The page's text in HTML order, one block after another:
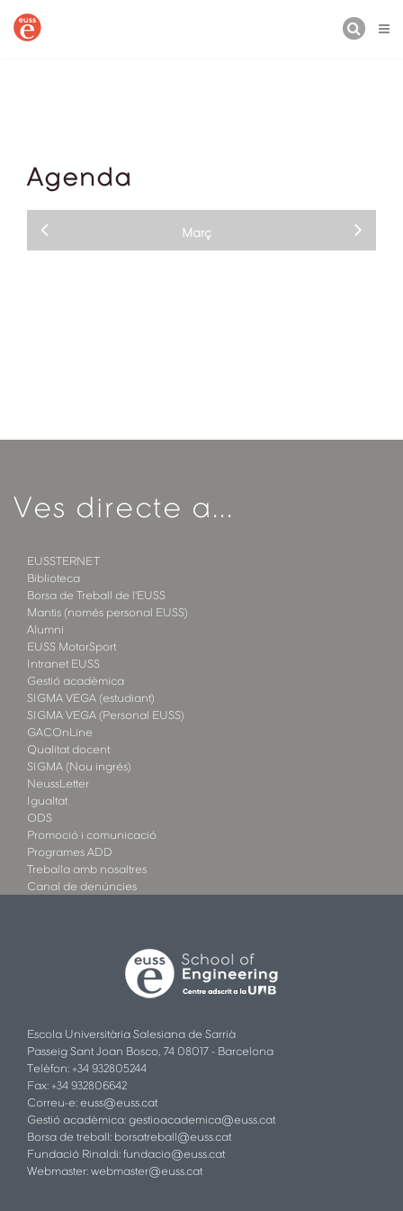
Agenda
Març
Ves directe a...
EUSSTERNET
Biblioteca
Borsa de Treball de l'EUSS
Mantis (només personal EUSS)
Alumni
EUSS MotorSport
Intranet EUSS
Gestió acadèmica
SIGMA VEGA (estudiant)
SIGMA VEGA (Personal EUSS)
GACOnLine
Qualitat docent
SIGMA (Nou ingrés)
NeussLetter
Igualtat
ODS
Promoció i comunicació
Programes ADD
Treballa amb nosaltres
Canal de denúncies
Escola Universitària Salesiana de Sarrià
Passeig Sant Joan Bosco, 74 08017 - Barcelona
Telèfon: +34 932805244
Fax: +34 932806642
Correu-e: euss@euss.cat
Gestió acadèmica: gestioacademica@euss.cat
Borsa de treball: borsatreball@euss.cat
Fundació Rinaldi: fundacio@euss.cat
Webmaster: webmaster@euss.cat